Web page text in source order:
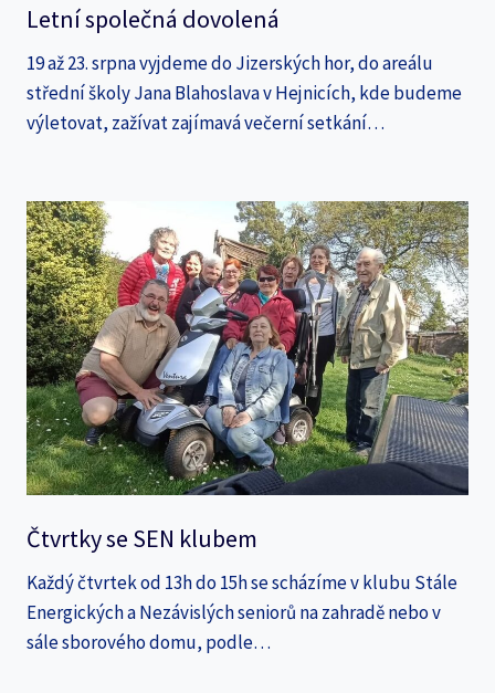
Letní společná dovolená
19 až 23. srpna vyjdeme do Jizerských hor, do areálu
střední školy Jana Blahoslava v Hejnicích, kde budeme
výletovat, zažívat zajímavá večerní setkání…
Čtvrtky se SEN klubem
Každý čtvrtek od 13h do 15h se scházíme v klubu Stále
Energických a Nezávislých seniorů na zahradě nebo v
sále sborového domu, podle…